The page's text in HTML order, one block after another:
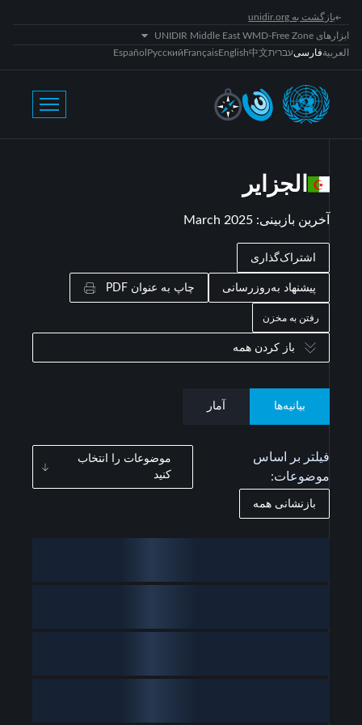
بازگشت به unidir.org
ابزارهای UNIDIR Middle East WMD-Free Zone
العربيةفارسیעברית中文
English
Français
Русский
Español
الجزاير
آخرین بازبینی:
March 2025
اشتراک‌گذاری
پیشنهاد به‌روزرسانی چاپ به عنوان PDF
رفتن به مخزن
باز کردن همه
بیانیه‌ها آمار
فیلتر بر اساس
موضوعات:
موضوعات را انتخاب
کنید
بازنشانی همه